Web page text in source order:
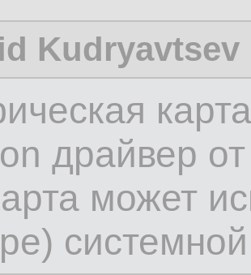
Kudryavtsev
драйвер
может